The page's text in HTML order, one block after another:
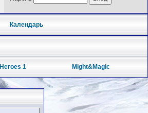
Календарь
Heroes 1 Might&Magic